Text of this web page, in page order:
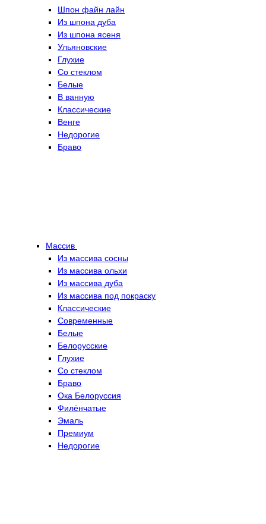
Шпон файн лайн
Из шпона дуба
Из шпона ясеня
Ульяновские
Глухие
Со стеклом
Белые
В ванную
Классические
Венге
Недорогие
Браво
Массив
Из массива сосны
Из массива ольхи
Из массива дуба
Из массива под покраску
Классические
Современные
Белые
Белорусские
Глухие
Со стеклом
Браво
Ока Белоруссия
Филёнчатые
Эмаль
Премиум
Недорогие